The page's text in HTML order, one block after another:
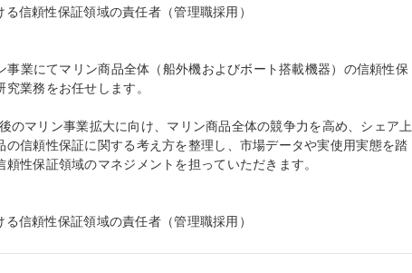
信頼性保証領域の責任者（管理職採用）
業にてマリン商品全体（船外機およびボート搭載機器）の信頼性保
業務をお任せします。
のマリン事業拡大に向け、マリン商品全体の競争力を高め、シェア上
信頼性保証に関する考え方を整理し、市場データや実使用実態を踏
性保証領域のマネジメントを担っていただきます。
信頼性保証領域の責任者（管理職採用）